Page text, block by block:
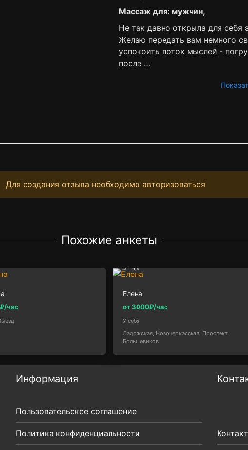
Массаж для: мужчин,
Не так давно открыла для себя
Желаю передать вам немного
успокоить поток мыслей -
после …
Для создания отзыва необходимо авторизоваться
Похожие анкеты
час
4,0
Елена
от 3000₽/час
У себя
Ладожская, Новочеркасская, Проспект
Большевиков
Информация
Пользовательское соглашение
Политика конфиденциальности